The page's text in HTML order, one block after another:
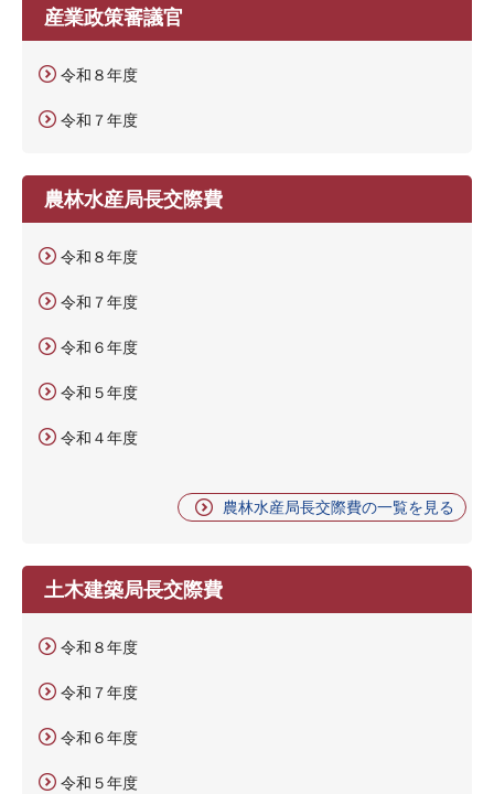
産業政策審議官
令和８年度
令和７年度
農林水産局長交際費
令和８年度
令和７年度
令和６年度
令和５年度
令和４年度
農林水産局長交際費の一覧を見る
土木建築局長交際費
令和８年度
令和７年度
令和６年度
令和５年度